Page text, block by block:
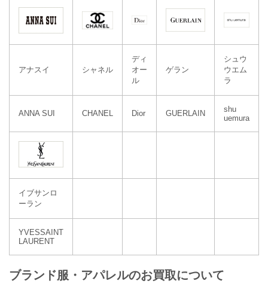
アナスイ シャネル
ディ
オー
ル
ゲラン
シュウ
ウエム
ラ
ANNA SUI CHANEL Dior GUERLAIN
shu
uemura
イブサンロ
ーラン
YVESSAINT
LAURENT
ブランド服・アパレルのお買取について